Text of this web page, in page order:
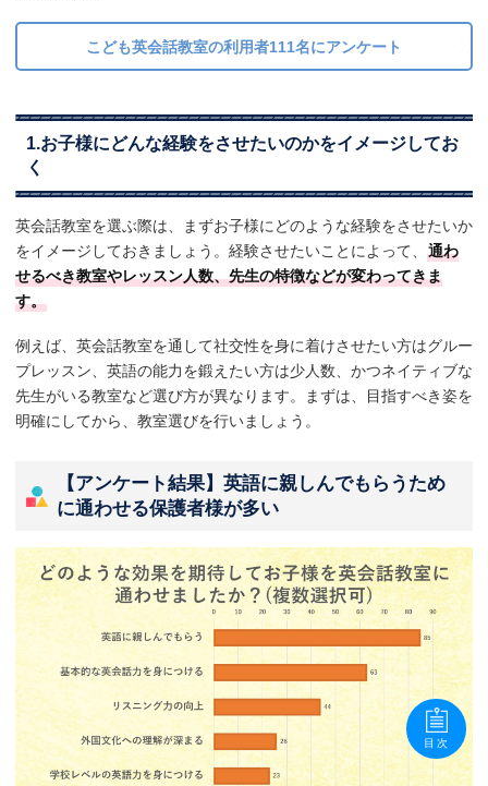
こども英会話教室の利用者111名にアンケート
1.お子様にどんな経験をさせたいのかをイメージしてお
く
英会話教室を選ぶ際は、まずお子様にどのような経験をさせたいか
をイメージしておきましょう。経験させたいことによって、 通わ
せるべき教室やレッスン人数、先生の特徴などが変わってきま
す。
例えば、英会話教室を通して社交性を身に着けさせたい方はグルー
プレッスン、英語の能力を鍛えたい方は少人数、かつネイティブな
先生がいる教室など選び方が異なります。まずは、目指すべき姿を
明確にしてから、教室選びを行いましょう。
【アンケート結果】英語に親しんでもらうため
に通わせる保護者様が多い
目次